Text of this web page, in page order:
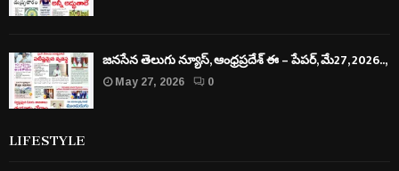
జనసేన తెలుగు న్యూస్, ఆంధ్రప్రదేశ్ ఈ – పేపర్, మే27, 2026..,
May 27, 2026
0
LIFESTYLE